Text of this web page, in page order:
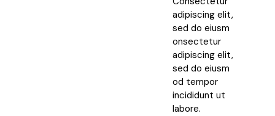
adipiscing elit,
sed do eiusm
onsectetur
adipiscing elit,
sed do eiusm
od tempor
incididunt ut
labore.